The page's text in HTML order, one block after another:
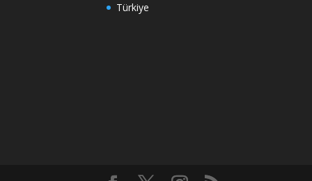
Türkiye